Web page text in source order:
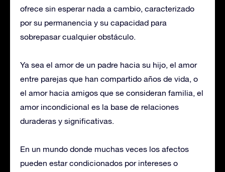
ofrece sin esperar nada a cambio, caracterizado
por su permanencia y su capacidad para
sobrepasar cualquier obstáculo.
Ya sea el amor de un padre hacia su hijo, el amor
entre parejas que han compartido años de vida, o
el amor hacia amigos que se consideran familia, el
amor incondicional es la base de relaciones
duraderas y significativas.
En un mundo donde muchas veces los afectos
pueden estar condicionados por intereses o